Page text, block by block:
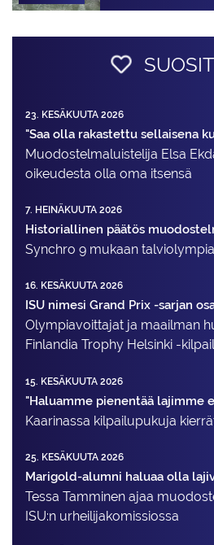
23. KESÄKUUTA 2026
"Saa olla rakastettu sellaisena
Muodostelma­luistelija Elsa
oikeudesta olla oma itsensä
7. HEINÄKUUTA 2026
Historiallinen päätös
Synchro 9 mukaan
16. KESÄKUUTA 2026
ISU nimesi Grand Prix -sarjan
Olympiavoittajat ja maailman
Finlandia Trophy Helsinki -
15. KESÄKUUTA 2026
"Haluamme pienentää lajimme
Kaarinassa kilpailupukuja
25. KESÄKUUTA 2026
Marigold-alumni haluaa olla
Tessa Tamminen ajaa
ISU:n urheilija­komissiossa